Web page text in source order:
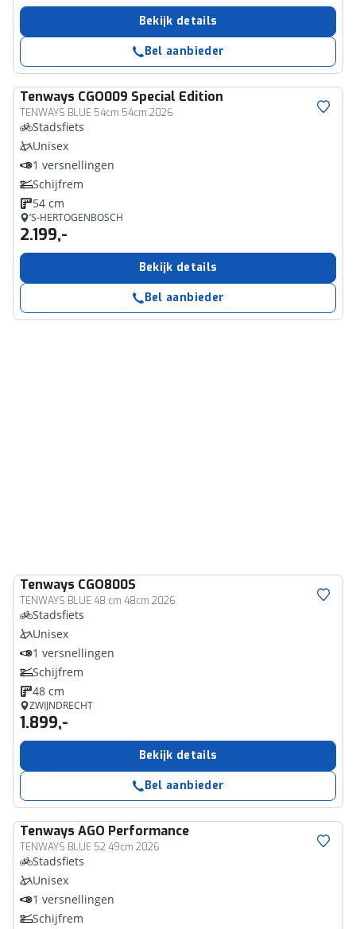
Bekijk details
Bel aanbieder
Tenways CGO009 Special Edition
TENWAYS BLUE 54cm 54cm 2026
Stadsfiets
Unisex
1 versnellingen
Schijfrem
54 cm
’S-HERTOGENBOSCH
2.199,-
Bekijk details
Bel aanbieder
Tenways CGO800S
TENWAYS BLUE 48 cm 48cm 2026
Stadsfiets
Unisex
1 versnellingen
Schijfrem
48 cm
ZWIJNDRECHT
1.899,-
Bekijk details
Bel aanbieder
Tenways AGO Performance
TENWAYS BLUE 52 49cm 2026
Stadsfiets
Unisex
1 versnellingen
Schijfrem